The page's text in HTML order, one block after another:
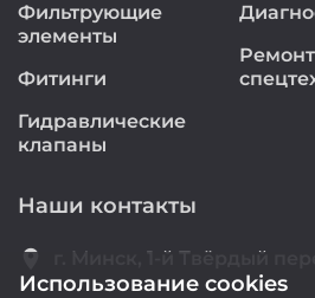
Фильтрующие
элементы
Фитинги
Гидравлические
клапаны
Наши контакты
location_on г. Минск, 1-й Твёрдый
Использование cookies